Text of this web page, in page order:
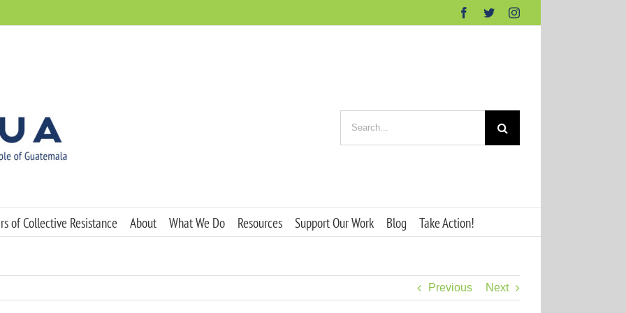
Facebook
TwitterInstagram
for:
of Collective Resistance About What We Do Resources Support Our Work Blog Take Action!
Previous Next